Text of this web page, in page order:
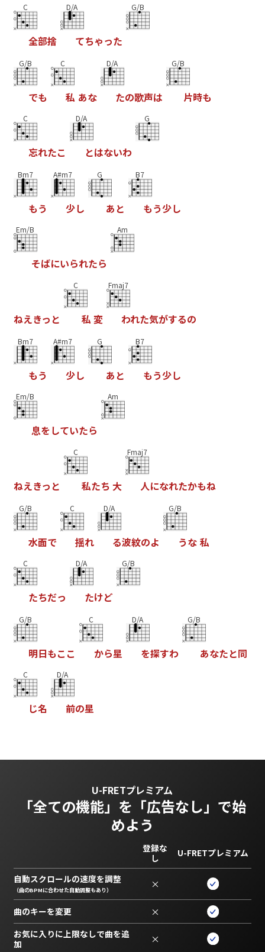
C
全部捨
D/A
てちゃった
G/B
G/B
でも
C
私 あな
D/A
たの歌声は
G/B
片時も
C
忘れたこ
D/A
とはないわ
G
Bm7
もう
A#m7
少し
G
あ と
B7
もう少し
Em/B
そばにいられたら
Am
ねえきっ と
C
私 変
Fmaj7
われた気がするの
Bm7
もう
A#m7
少し
G
あ と
B7
もう少し
Em/B
息をしていたら
Am
ねえきっ と
C
私たち 大
Fmaj7
人になれたかもね
G/B
水面で
C
揺れ
D/A
る波紋のよ
G/B
うな 私
C
たちだっ
D/A
たけど
G/B
G/B
明日もこ こ
C
から星
D/A
を探すわ
G/B
あなたと同
C
じ名
D/A
前の星
U-FRETプレミアム
「全ての機能」を 「広告なし」で始
めよう
登録な
し
U-FRETプレミアム
自動スクロールの速度を調整
（曲のBPMに合わせた自動調整もあり） ×
曲のキーを変更 ×
お気に入りに上限なしで曲を追
加
×